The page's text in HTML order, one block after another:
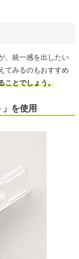
、統一感を出したい
てみるのもおすすめ
ことでしょう。
を使用